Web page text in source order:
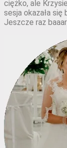
ciężko, ale
sesja okazała
Jeszcze raz